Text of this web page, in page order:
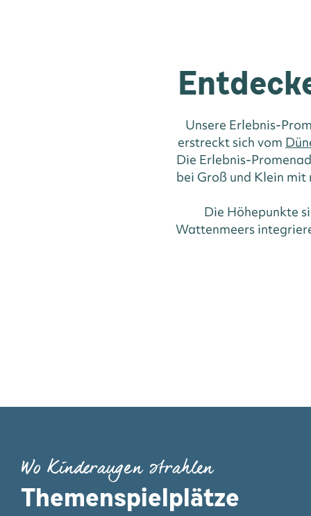
Unsere Erlebnis-
erstreckt sich vom
Die Erlebnis-
bei Groß und Klein
Die Höhepunkte
Wattenmeers
Wo Kinderaugen strahlen
Themenspielplätze